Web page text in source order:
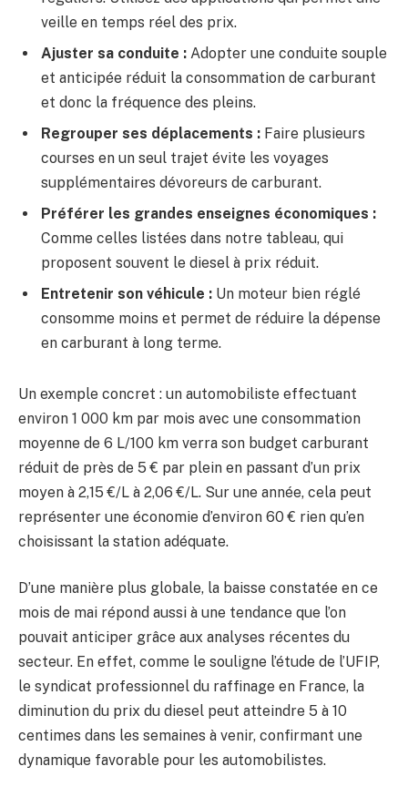
veille en temps réel des prix.
Ajuster sa conduite : Adopter une conduite souple
et anticipée réduit la consommation de carburant
et donc la fréquence des pleins.
Regrouper ses déplacements : Faire plusieurs
courses en un seul trajet évite les voyages
supplémentaires dévoreurs de carburant.
Préférer les grandes enseignes économiques :
Comme celles listées dans notre tableau, qui
proposent souvent le diesel à prix réduit.
Entretenir son véhicule : Un moteur bien réglé
consomme moins et permet de réduire la dépense
en carburant à long terme.
Un exemple concret : un automobiliste effectuant
environ 1 000 km par mois avec une consommation
moyenne de 6 L/100 km verra son budget carburant
réduit de près de 5 € par plein en passant d’un prix
moyen à 2,15 €/L à 2,06 €/L. Sur une année, cela peut
représenter une économie d’environ 60 € rien qu’en
choisissant la station adéquate.
D’une manière plus globale, la baisse constatée en ce
mois de mai répond aussi à une tendance que l’on
pouvait anticiper grâce aux analyses récentes du
secteur. En effet, comme le souligne l’étude de l’UFIP,
le syndicat professionnel du raffinage en France, la
diminution du prix du diesel peut atteindre 5 à 10
centimes dans les semaines à venir, confirmant une
dynamique favorable pour les automobilistes.